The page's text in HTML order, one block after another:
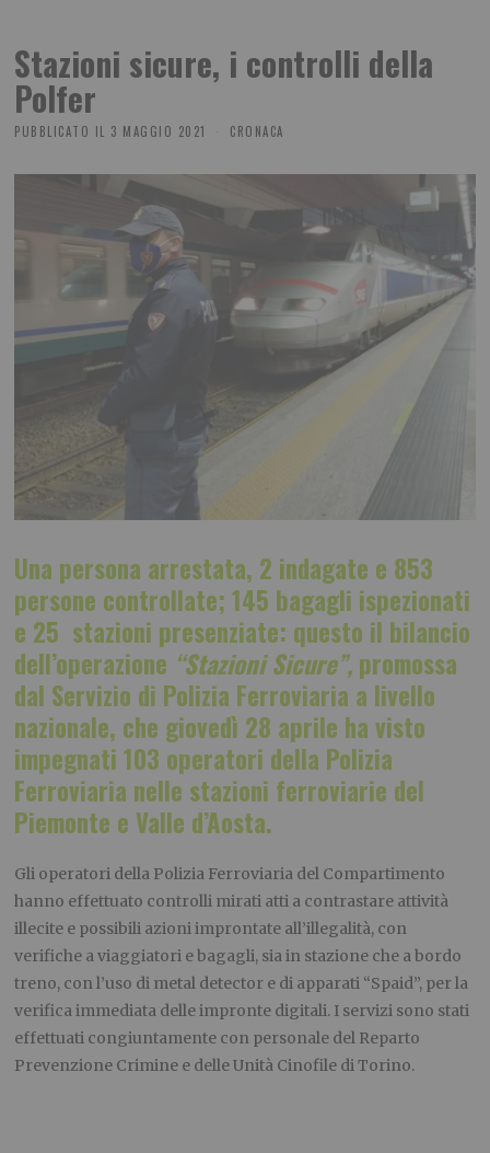
Stazioni sicure, i controlli della
Polfer
PUBBLICATO IL 3 MAGGIO 2021 CRONACA
Una persona arrestata, 2 indagate e 853
persone controllate; 145 bagagli ispezionati
e 25 stazioni presenziate: questo il bilancio
dell’operazione “Stazioni Sicure”, promossa
dal Servizio di Polizia Ferroviaria a livello
nazionale, che giovedì 28 aprile ha visto
impegnati 103 operatori della Polizia
Ferroviaria nelle stazioni ferroviarie del
Piemonte e Valle d’Aosta.
Gli operatori della Polizia Ferroviaria del Compartimento
hanno effettuato controlli mirati atti a contrastare attività
illecite e possibili azioni improntate all’illegalità, con
verifiche a viaggiatori e bagagli, sia in stazione che a bordo
treno, con l’uso di metal detector e di apparati “Spaid”, per la
verifica immediata delle impronte digitali. I servizi sono stati
effettuati congiuntamente con personale del Reparto
Prevenzione Crimine e delle Unità Cinofile di Torino.